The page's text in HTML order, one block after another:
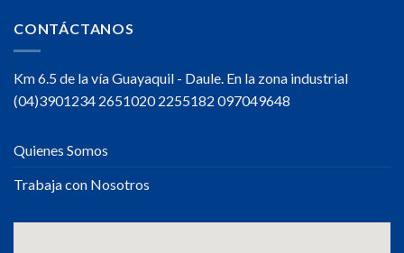
CONTÁCTANOS
Km 6.5 de la vía Guayaquil - Daule. En la zona industrial
(04)3901234 2651020 2255182 097049648
Quienes Somos
Trabaja con Nosotros